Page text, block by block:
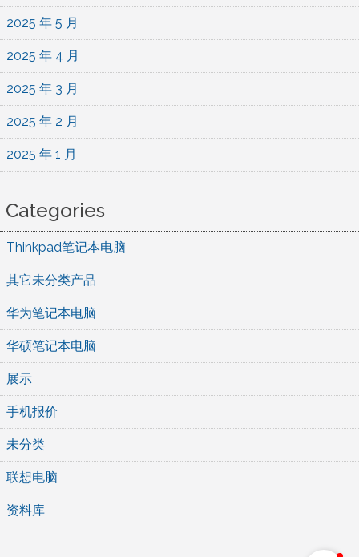
2025 年 5 月
2025 年 4 月
2025 年 3 月
2025 年 2 月
2025 年 1 月
Categories
Thinkpad笔记本电脑
其它未分类产品
华为笔记本电脑
华硕笔记本电脑
展示
手机报价
未分类
联想电脑
资料库